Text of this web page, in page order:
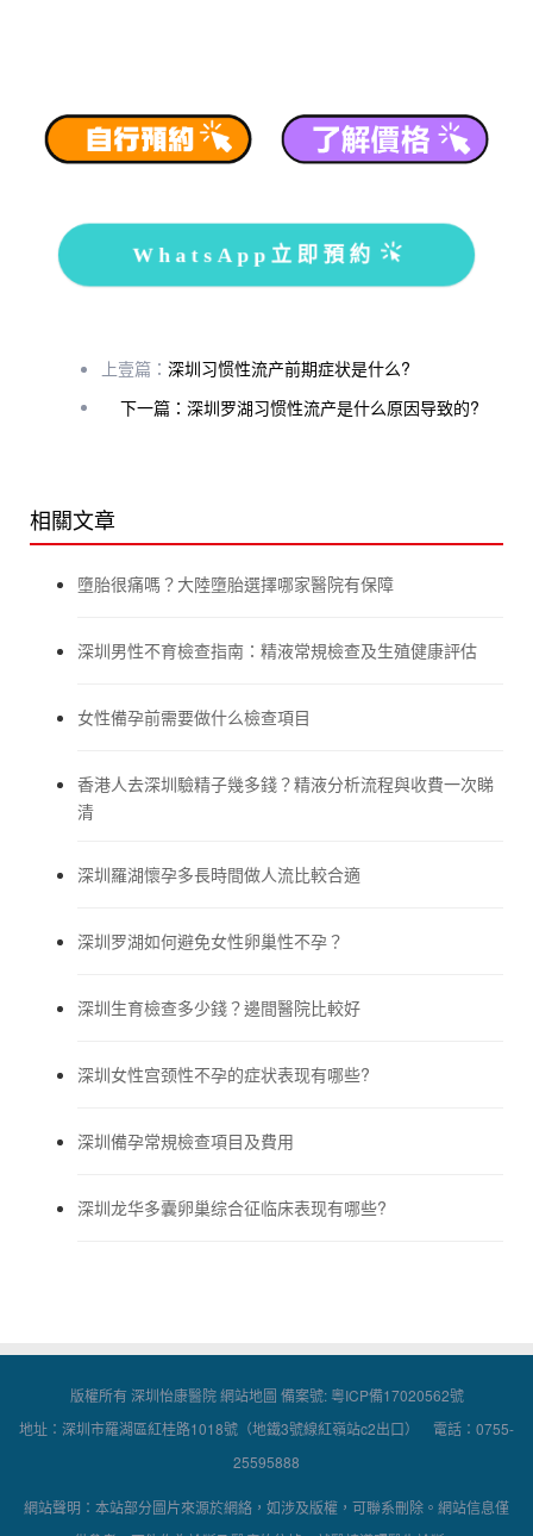
WhatsApp立即預約
上壹篇： 深圳习惯性流产前期症状是什么?
下一篇：深圳罗湖习惯性流产是什么原因导致的?
相關文章
墮胎很痛嗎？大陸墮胎選擇哪家醫院有保障
深圳男性不育檢查指南：精液常規檢查及生殖健康評估
女性備孕前需要做什么檢查項目
香港人去深圳驗精子幾多錢？精液分析流程與收費一次睇
清
深圳羅湖懷孕多長時間做人流比較合適
深圳罗湖如何避免女性卵巢性不孕？
深圳生育檢查多少錢？邊間醫院比較好
深圳女性宫颈性不孕的症状表现有哪些?
深圳備孕常規檢查項目及費用
深圳龙华多囊卵巢综合征临床表现有哪些?
版權所有 深圳怡康醫院網站地圖 備案號:粵ICP備17020562號
地址：深圳市羅湖區紅桂路1018號（地鐵3號線紅嶺站c2出口） 電話：0755-
25595888
網站聲明：本站部分圖片來源於網絡，如涉及版權，可聯系刪除。網站信息僅